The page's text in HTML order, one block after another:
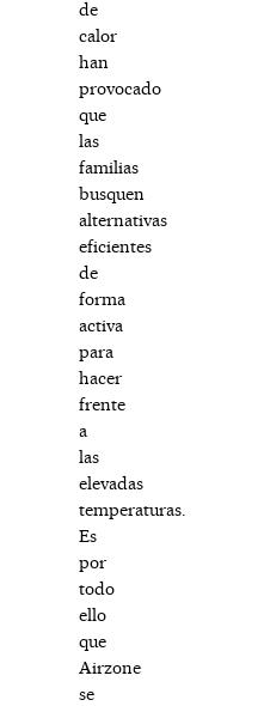
de
calor
han
provocado
que
las
familias
busquen
alternativas
eficientes
de
forma
activa
para
hacer
frente
a
las
elevadas
temperaturas.
Es
por
todo
ello
que
Airzone
se